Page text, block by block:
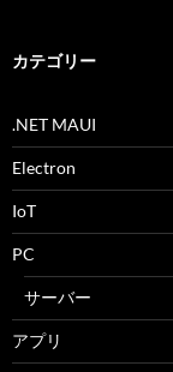
ブ
カテゴリー
.NET MAUI
Electron
IoT
PC
サーバー
アプリ